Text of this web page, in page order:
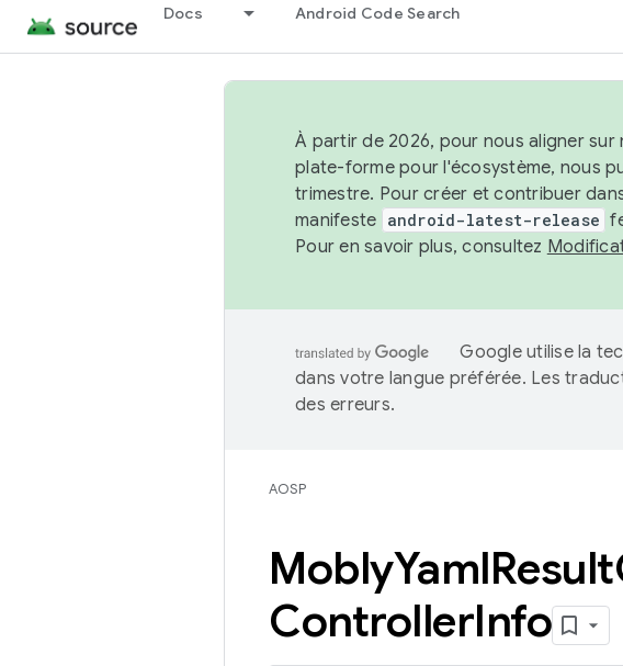
Docs Android Code Search
À partir de 2026, pour nous aligner
plate-forme pour l'écosystème, nous
trimestre. Pour créer et contribuer
manifeste android-latest-release
Pour en savoir plus, consultez
Google utilise la
dans votre langue préférée. Les
des erreurs.
AOSP
MoblyYamlResult
ControllerInfo